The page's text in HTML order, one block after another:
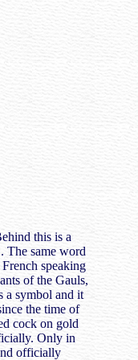
this is a
The same word
speaking
of the Gauls,
a symbol and it
the time of
cock on gold
Only in
officially